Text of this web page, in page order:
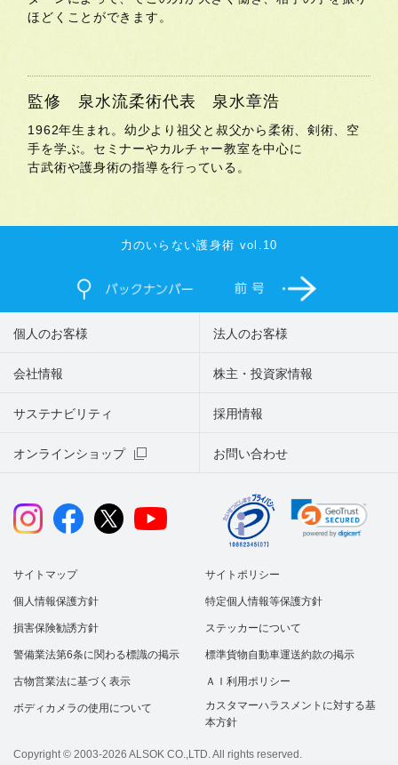
ほどくことができます。
監修 泉水流柔術代表 泉水章浩
1962年生まれ。幼少より祖父と叔父から柔術、剣術、空
手を学ぶ。セミナーやカルチャー教室を中心に
古武術や護身術の指導を行っている。
力のいらない護身術 vol.10
個人のお客様 法人のお客様
会社情報 株主・投資家情報
サステナビリティ
オンラインショップ お問い合わせ
採用情報
サイトマップ サイトポリシー
個人情報保護方針 特定個人情報等保護方針
損害保険勧誘方針 ステッカーについて
警備業法第6条に関わる標識の掲示 標準貨物自動車運送約款の掲示
古物営業法に基づく表示 ＡＩ利用ポリシー
ボディカメラの使用について
カスタマーハラスメントに対する基
本方針
Copyright © 2003-2026 ALSOK CO.,LTD. All rights reserved.